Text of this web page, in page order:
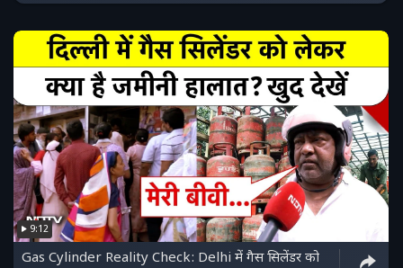
9:12
Gas Cylinder Reality Check: Delhi में गैस सिलेंडर को